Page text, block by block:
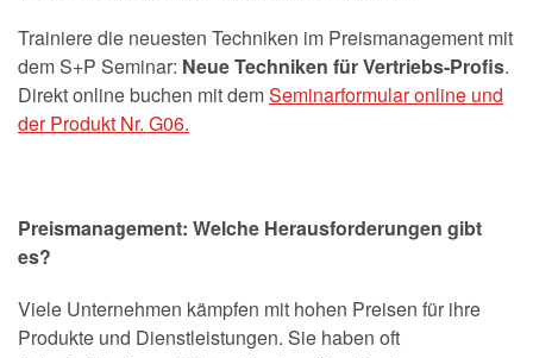
Trainiere die neuesten Techniken im Preismanagement mit
dem S+P Seminar: Neue Techniken für Vertriebs-Profis.
Direkt online buchen mit demSeminarformular online und
der Produkt Nr. G06.
Preismanagement: Welche Herausforderungen gibt
es?
Viele Unternehmen kämpfen mit hohen Preisen für ihre
Produkte und Dienstleistungen. Sie haben oft